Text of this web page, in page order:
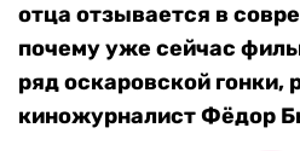
отца отзывается в
почему уже сейчас
ряд оскаровской гонки,
киножурналист Фёдор